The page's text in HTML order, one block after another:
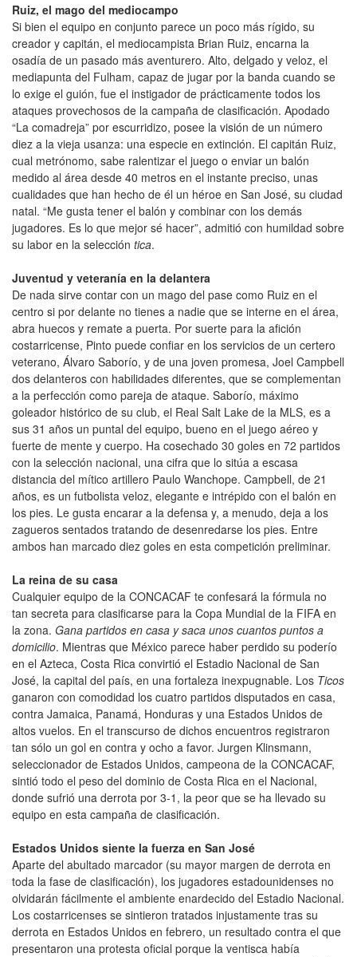
Ruiz, el mago del mediocampo
Si bien el equipo en conjunto parece un poco más rígido, su
creador y capitán, el mediocampista Brian Ruiz, encarna la
osadía de un pasado más aventurero. Alto, delgado y veloz, el
mediapunta del Fulham, capaz de jugar por la banda cuando se
lo exige el guión, fue el instigador de prácticamente todos los
ataques provechosos de la campaña de clasificación. Apodado
“La comadreja” por escurridizo, posee la visión de un número
diez a la vieja usanza: una especie en extinción. El capitán Ruiz,
cual metrónomo, sabe ralentizar el juego o enviar un balón
medido al área desde 40 metros en el instante preciso, unas
cualidades que han hecho de él un héroe en San José, su ciudad
natal. “Me gusta tener el balón y combinar con los demás
jugadores. Es lo que mejor sé hacer”, admitió con humildad sobre
su labor en la selección tica.
Juventud y veteranía en la delantera
De nada sirve contar con un mago del pase como Ruiz en el
centro si por delante no tienes a nadie que se interne en el área,
abra huecos y remate a puerta. Por suerte para la afición
costarricense, Pinto puede confiar en los servicios de un certero
veterano, Álvaro Saborío, y de una joven promesa, Joel Campbell
dos delanteros con habilidades diferentes, que se complementan
a la perfección como pareja de ataque. Saborío, máximo
goleador histórico de su club, el Real Salt Lake de la MLS, es a
sus 31 años un puntal del equipo, bueno en el juego aéreo y
fuerte de mente y cuerpo. Ha cosechado 30 goles en 72 partidos
con la selección nacional, una cifra que lo sitúa a escasa
distancia del mítico artillero Paulo Wanchope. Campbell, de 21
años, es un futbolista veloz, elegante e intrépido con el balón en
los pies. Le gusta encarar a la defensa y, a menudo, deja a los
zagueros sentados tratando de desenredarse los pies. Entre
ambos han marcado diez goles en esta competición preliminar.
La reina de su casa
Cualquier equipo de la CONCACAF te confesará la fórmula no
tan secreta para clasificarse para la Copa Mundial de la FIFA en
la zona. Gana partidos en casa y saca unos cuantos puntos a
domicilio. Mientras que México parece haber perdido su poderío
en el Azteca, Costa Rica convirtió el Estadio Nacional de San
José, la capital del país, en una fortaleza inexpugnable. Los Ticos
ganaron con comodidad los cuatro partidos disputados en casa,
contra Jamaica, Panamá, Honduras y una Estados Unidos de
altos vuelos. En el transcurso de dichos encuentros registraron
tan sólo un gol en contra y ocho a favor. Jurgen Klinsmann,
seleccionador de Estados Unidos, campeona de la CONCACAF,
sintió todo el peso del dominio de Costa Rica en el Nacional,
donde sufrió una derrota por 3-1, la peor que se ha llevado su
equipo en esta campaña de clasificación.
Estados Unidos siente la fuerza en San José
Aparte del abultado marcador (su mayor margen de derrota en
toda la fase de clasificación), los jugadores estadounidenses no
olvidarán fácilmente el ambiente enardecido del Estadio Nacional.
Los costarricenses se sintieron tratados injustamente tras su
derrota en Estados Unidos en febrero, un resultado contra el que
presentaron una protesta oficial porque la ventisca había